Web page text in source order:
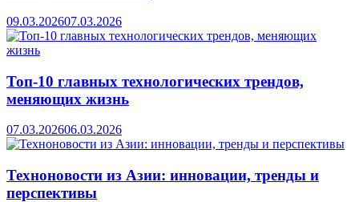
09.03.202607.03.2026
Топ-10 главных технологических трендов,
меняющих жизнь
07.03.202606.03.2026
Техноновости из Азии: инновации, тренды и
перспективы